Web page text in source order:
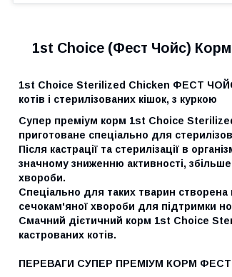
1st Choice (Фест Чойс) Корм
1st Choice Sterilized Chicken ФЕСТ
котів і стерилізованих кішок, з куркою
Супер преміум корм 1st Choice
приготоване спеціально для
Після кастрації та стерилізації в
значному зниженню активності,
хвороби.
Спеціально для таких тварин
сечокам'яної хвороби для підтримки
Смачний дієтичний корм 1st Choice
кастрованих котів.
ПЕРЕВАГИ СУПЕР ПРЕМІУМ КОРМ